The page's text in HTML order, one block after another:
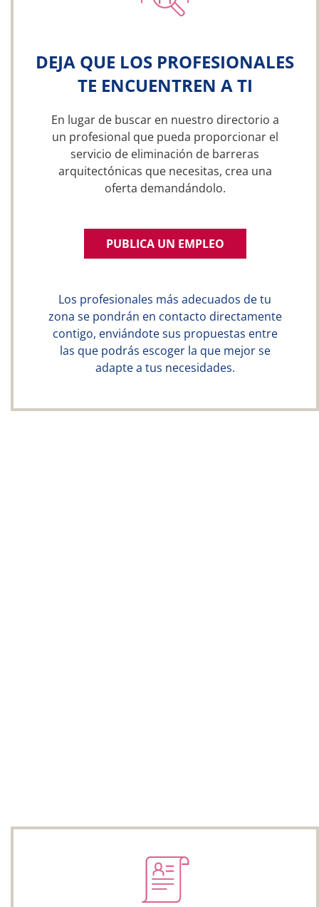
DEJA QUE LOS PROFESIONALES
TE ENCUENTREN A TI
En lugar de buscar en nuestro directorio a
un profesional que pueda proporcionar el
servicio de eliminación de barreras
arquitectónicas que necesitas, crea una
oferta demandándolo.
PUBLICA UN EMPLEO
Los profesionales más adecuados de tu
zona se pondrán en contacto directamente
contigo, enviándote sus propuestas entre
las que podrás escoger la que mejor se
adapte a tus necesidades.